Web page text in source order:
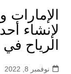
الإمارات
لإنشاء
الرياح في
نوفمبر 8, 2022